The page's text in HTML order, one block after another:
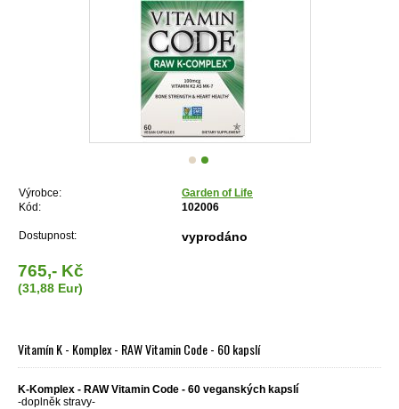
Výrobce:
Garden of Life
Kód:
102006
Dostupnost: vyprodáno
765,- Kč
(31,88 Eur)
Vitamín K - Komplex - RAW Vitamin Code - 60 kapslí
K-Komplex - RAW Vitamin Code - 60 veganských kapslí
-doplněk stravy-